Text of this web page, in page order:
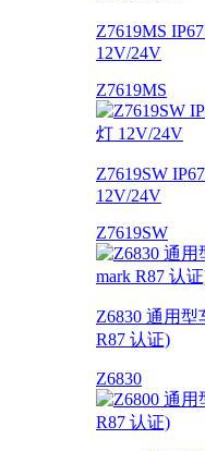
Z7619MS
12V/24V
Z7619MS
Z7619SW
12V/24V
Z7619SW
Z6830 通用
R87 认证)
Z6830